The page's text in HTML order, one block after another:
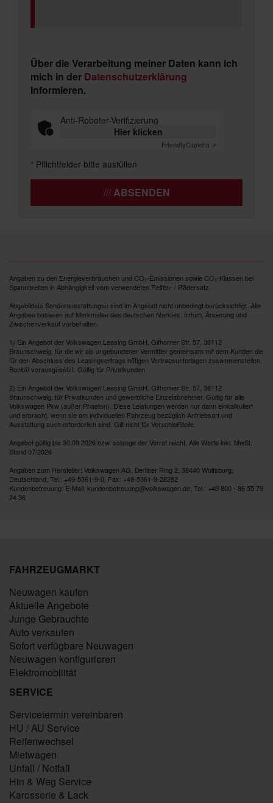
Über die Verarbeitung meiner Daten kann ich
mich in der Datenschutzerklärung
informieren.
Anti-Roboter-Verifizierung
Hier klicken
FriendlyCaptcha ⇗
* Pflichtfelder bitte ausfüllen
ABSENDEN
Angaben zu den Energieverbräuchen und CO₂-Emissionen sowie CO₂-Klassen bei
Spannbreiten in Abhängigkeit vom verwendeten Reifen- / Rädersatz.
Abgebildete Sonderausstattungen sind im Angebot nicht unbedingt berücksichtigt. Alle
Angaben basieren auf Merkmalen des deutschen Marktes. Irrtum, Änderung und
Zwischenverkauf vorbehalten.
1) Ein Angebot der Volkswagen Leasing GmbH, Gifhorner Str. 57, 38112
Braunschweig, für die wir als ungebundener Vermittler gemeinsam mit dem Kunden die
für den Abschluss des Leasingvertrags nötigen Vertragsunterlagen zusammenstellen.
Bonität vorausgesetzt. Gültig für Privatkunden.
2) Ein Angebot der Volkswagen Leasing GmbH, Gifhorner Str. 57, 38112
Braunschweig, für Privatkunden und gewerbliche Einzelabnehmer. Gültig für alle
Volkswagen Pkw (außer Phaeton). Diese Leistungen werden nur dann einkalkuliert
und erbracht, wenn sie am individuellen Fahrzeug bezüglich Antriebsart und
Ausstattung auch erforderlich sind. Gilt nicht für Verschleißteile.
Angebot gültig bis 30.09.2026 bzw. solange der Vorrat reicht. Alle Werte inkl. MwSt.
Stand 07/2026
Angaben zum Hersteller: Volkswagen AG, Berliner Ring 2, 38440 Wolfsburg,
Deutschland, Tel.: +49-5361-9-0, Fax: +49-5361-9-28282
Kundenbetreuung: E-Mail: kundenbetreuung@volkswagen.de, Tel.: +49 800 - 86 55 79
24 36
FAHRZEUGMARKT
Neuwagen kaufen
Aktuelle Angebote
Junge Gebrauchte
Auto verkaufen
Sofort verfügbare Neuwagen
Neuwagen konfigurieren
Elektromobilität
SERVICE
Servicetermin vereinbaren
HU / AU Service
Reifenwechsel
Mietwagen
Unfall / Notfall
Hin & Weg Service
Karosserie & Lack